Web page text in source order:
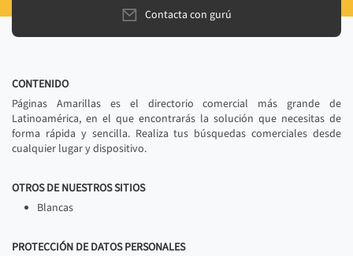
Contacta con gurú
CONTENIDO
Páginas Amarillas es el directorio comercial más grande de
Latinoamérica, en el que encontrarás la solución que necesitas de
forma rápida y sencilla. Realiza tus búsquedas comerciales desde
cualquier lugar y dispositivo.
OTROS DE NUESTROS SITIOS
Blancas
PROTECCIÓN DE DATOS PERSONALES